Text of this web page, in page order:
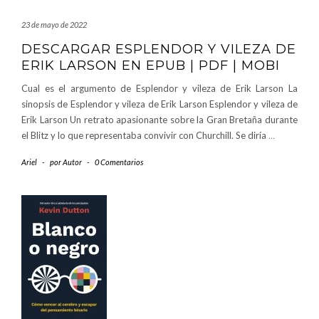
23 de mayo de 2022
DESCARGAR ESPLENDOR Y VILEZA DE
ERIK LARSON EN EPUB | PDF | MOBI
Cual es el argumento de Esplendor y vileza de Erik Larson La
sinopsis de Esplendor y vileza de Erik Larson Esplendor y vileza de
Erik Larson Un retrato apasionante sobre la Gran Bretaña durante
el Blitz y lo que representaba convivir con Churchill. Se diría …
Ariel - porAutor - 0 Comentarios